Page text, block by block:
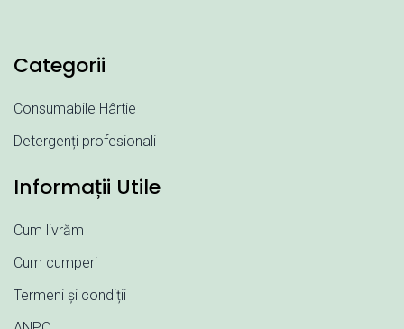
Categorii
Consumabile Hârtie
Detergenți profesionali
Informații Utile
Cum livrăm
Cum cumperi
Termeni și condiții